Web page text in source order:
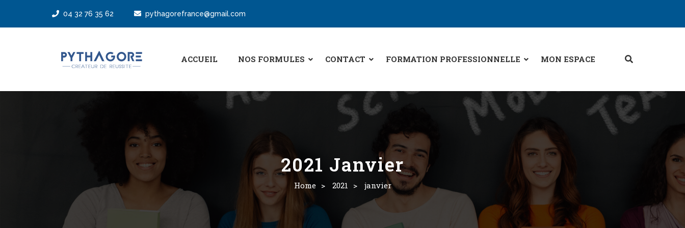
04 32 76 35 62 pythagorefrance@gmail.com
ACCUEIL NOS FORMULES CONTACT FORMATION PROFESSIONNELLE MON ESPACE
2021 Janvier
Home > 2021 > janvier